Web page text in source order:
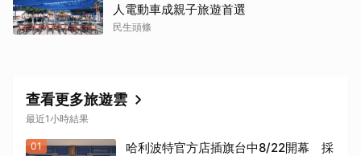
人電動車成親子旅遊首選
民生頭條
查看更多旅遊雲
最近1小時結果
01
哈利波特官方店插旗台中8/22開幕 採